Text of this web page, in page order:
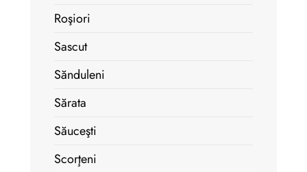
Roşiori
Sascut
Sănduleni
Sărata
Săuceşti
Scorţeni